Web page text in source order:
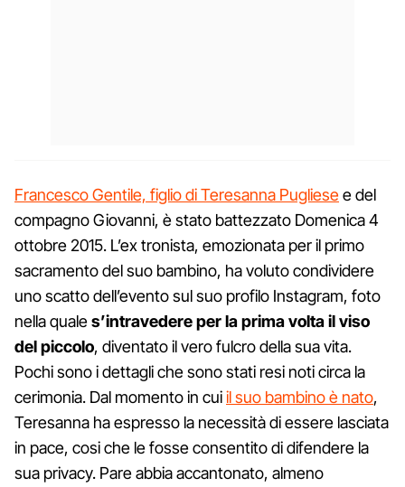
Francesco Gentile, figlio di Teresanna Pugliesee del
compagno Giovanni, è stato battezzato Domenica 4
ottobre 2015. L’ex tronista, emozionata per il primo
sacramento del suo bambino, ha voluto condividere
uno scatto dell’evento sul suo profilo Instagram, foto
nella quales’intravedere per la prima volta il viso
del piccolo, diventato il vero fulcro della sua vita.
Pochi sono i dettagli che sono stati resi noti circa la
cerimonia. Dal momento in cuiil suo bambino è nato,
Teresanna ha espresso la necessità di essere lasciata
in pace, cosi che le fosse consentito di difendere la
sua privacy. Pare abbia accantonato, almeno